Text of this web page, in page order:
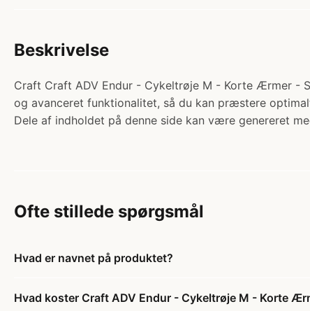
Beskrivelse
Craft Craft ADV Endur - Cykeltrøje M - Korte Ærmer -
og avanceret funktionalitet, så du kan præstere
Dele af indholdet på denne side kan være genereret
Ofte stillede spørgsmål
Hvad er navnet på produktet?
Hvad koster Craft ADV Endur - Cykeltrøje M - Korte